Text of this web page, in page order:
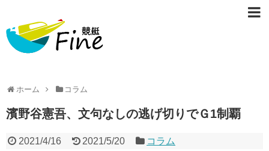
ホーム コラム
濱野谷憲吾、文句なしの逃げ切りでＧ1制覇
2021/4/16 2021/5/20 コラム